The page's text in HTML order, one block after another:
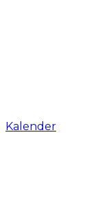
Kalender